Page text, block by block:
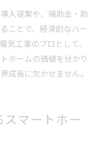
入提案や、補助金・助
ことで、経済的なハー
気工事のプロとして、
ホームの価値を分かり
成長に欠かせません。
マートホー